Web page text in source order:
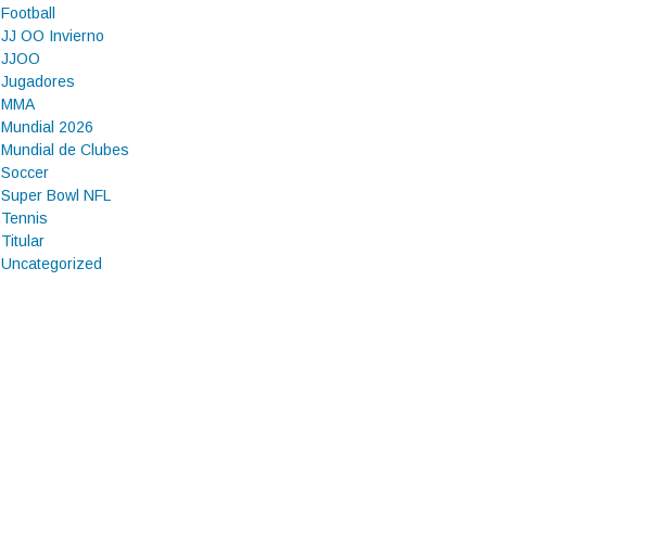
Football
JJ OO Invierno
JJOO
Jugadores
MMA
Mundial 2026
Mundial de Clubes
Soccer
Super Bowl NFL
Tennis
Titular
Uncategorized